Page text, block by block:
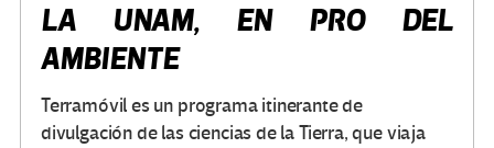
LA UNAM, EN PRO DEL
AMBIENTE
Terramóvil es un programa itinerante de
divulgación de las ciencias de la Tierra, que viaja